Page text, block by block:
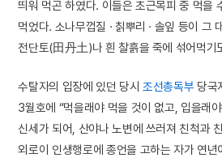
띄워 먹곤 하였다. 이들은 초근목피 중 먹을
먹었다. 소나무껍질 · 칡뿌리 · 솔잎 등이 그
전단토(田丹土)나 흰 찰흙을 죽에 섞어먹기
수탈자의 입장에 있던 당시 조선총독부 당국
3월호에 “먹을래야 먹을 것이 없고, 입을래
신세가 되어, 산야나 노변에 쓰러져 친척과
외로이 인생행로에 종언을 고하는 자가 연